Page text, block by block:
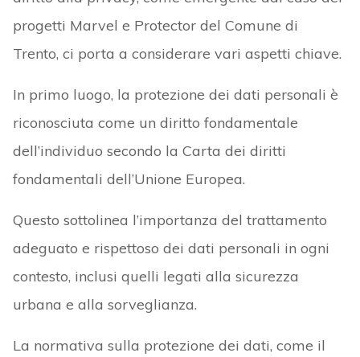
progetti Marvel e Protector del Comune di
Trento, ci porta a considerare vari aspetti chiave.
In primo luogo, la protezione dei dati personali è
riconosciuta come un diritto fondamentale
dell’individuo secondo la Carta dei diritti
fondamentali dell’Unione Europea.
Questo sottolinea l’importanza del trattamento
adeguato e rispettoso dei dati personali in ogni
contesto, inclusi quelli legati alla sicurezza
urbana e alla sorveglianza.
La normativa sulla protezione dei dati, come il